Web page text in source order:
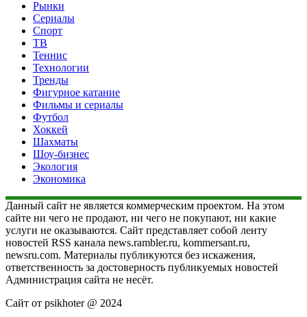
Рынки
Сериалы
Спорт
ТВ
Теннис
Технологии
Тренды
Фигурное катание
Фильмы и сериалы
Футбол
Хоккей
Шахматы
Шоу-бизнес
Экология
Экономика
Данный сайт не является коммерческим проектом. На этом
сайте ни чего не продают, ни чего не покупают, ни какие
услуги не оказываются. Сайт представляет собой ленту
новостей RSS канала news.rambler.ru, kommersant.ru,
newsru.com. Материалы публикуются без искажения,
ответственность за достоверность публикуемых новостей
Администрация сайта не несёт.
Сайт от psikhoter @ 2024